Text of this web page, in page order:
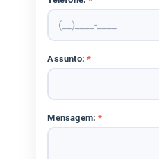
Assunto:*
Mensagem:*